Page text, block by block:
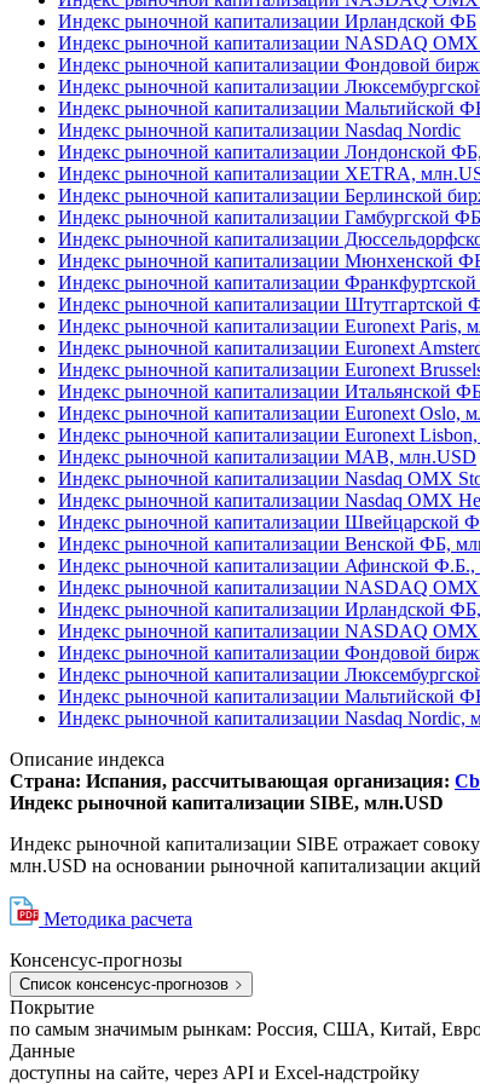
Индекс рыночной капитализации Ирландской ФБ
Индекс рыночной капитализации NASDAQ OMX
Индекс рыночной капитализации Фондовой
Индекс рыночной капитализации
Индекс рыночной капитализации Мальтийской
Индекс рыночной капитализации Nasdaq Nordic
Индекс рыночной капитализации Лондонской
Индекс рыночной капитализации XETRA,
Индекс рыночной капитализации Берлинской
Индекс рыночной капитализации Гамбургской
Индекс рыночной капитализации
Индекс рыночной капитализации Мюнхенской
Индекс рыночной капитализации
Индекс рыночной капитализации Штутгартской
Индекс рыночной капитализации Euronext Paris,
Индекс рыночной капитализации Euronext
Индекс рыночной капитализации Euronext
Индекс рыночной капитализации Итальянской
Индекс рыночной капитализации Euronext Oslo,
Индекс рыночной капитализации Euronext
Индекс рыночной капитализации MAB, млн.USD
Индекс рыночной капитализации Nasdaq OMX
Индекс рыночной капитализации Nasdaq OMX
Индекс рыночной капитализации Швейцарской
Индекс рыночной капитализации Венской ФБ,
Индекс рыночной капитализации Афинской
Индекс рыночной капитализации NASDAQ OMX
Индекс рыночной капитализации Ирландской
Индекс рыночной капитализации NASDAQ
Индекс рыночной капитализации Фондовой
Индекс рыночной капитализации
Индекс рыночной капитализации Мальтийской
Индекс рыночной капитализации Nasdaq Nordic,
Описание индекса
Страна: Испания, рассчитывающая организация:
Индекс рыночной капитализации SIBE, млн.USD
Индекс рыночной капитализации SIBE отражает
млн.USD на основании рыночной капитализации
Методика расчета
Консенсус-прогнозы
Список консенсус-прогнозов
Покрытие
по самым значимым рынкам: Россия, США, Китай,
Данные
доступны на сайте, через API и Excel-надстройку